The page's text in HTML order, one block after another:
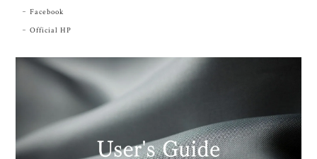
Facebook
Official HP